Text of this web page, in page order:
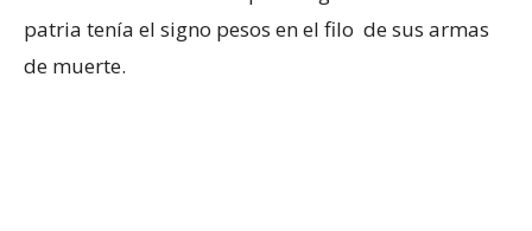
patria tenía el signo pesos en el filo de sus armas
de muerte.